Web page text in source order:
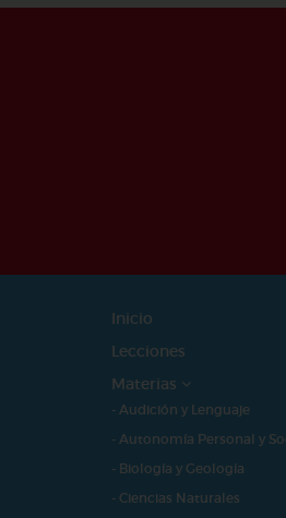
Inicio
Lecciones
Materias
- Audición y Lenguaje
- Autonomía Personal y
- Biología y Geología
- Ciencias Naturales